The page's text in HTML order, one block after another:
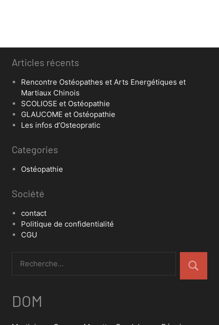
Articles récents
Rencontre Ostéopathes et Arts Energétiques et
Martiaux Chinois
SCOLIOSE et Ostéopathie
GLAUCOME et Ostéopathie
Les infos d’Osteopratic
Categories
Ostéopathie
Société
contact
Politique de confidentialité
CGU
DOM